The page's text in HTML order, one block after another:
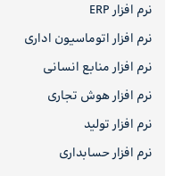
نرم افزار ERP
نرم افزار اتوماسیون اداری
نرم افزار منابع انسانی
نرم افزار هوش تجاری
نرم افزار تولید
نرم افزار حسابداری